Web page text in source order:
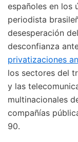
españoles en los
periodista
desesperación
desconfianza
privatizaciones
los sectores del
y las
multinacionales
compañías
90.